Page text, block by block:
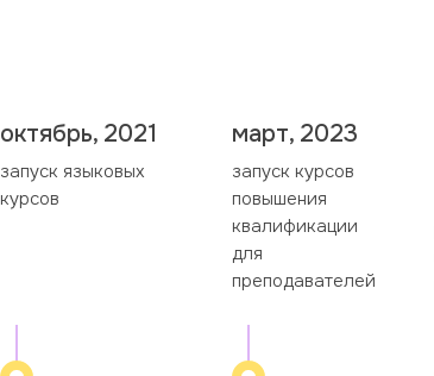
октябрь, 2021
запуск языковых
курсов
март, 2023
запуск курсов
повышения
квалификации
для
преподавателей